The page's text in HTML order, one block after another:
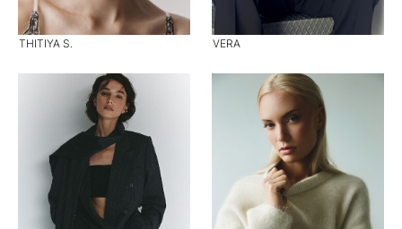
THITIYA S. VERA